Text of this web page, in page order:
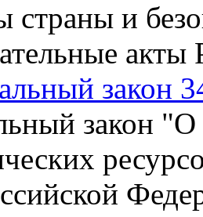
страны и
закон
закон